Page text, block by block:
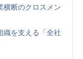
横断のクロスメン
織を支える「全社